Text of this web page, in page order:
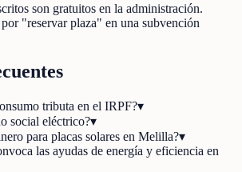
son gratuitos en la administración.
"reservar plaza" en una subvención
tributa en el IRPF?▾
social eléctrico?▾
para placas solares en Melilla?▾
las ayudas de energía y eficiencia en